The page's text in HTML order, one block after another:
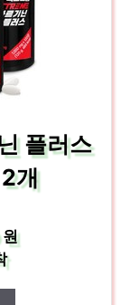
플러스
개